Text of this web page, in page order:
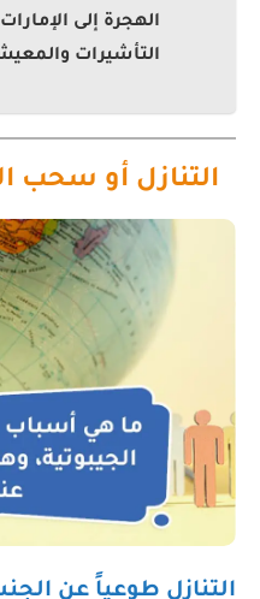
الهجرة إلى
التأشيرات
التنازل أو سحب
التنازل طوعياً عن